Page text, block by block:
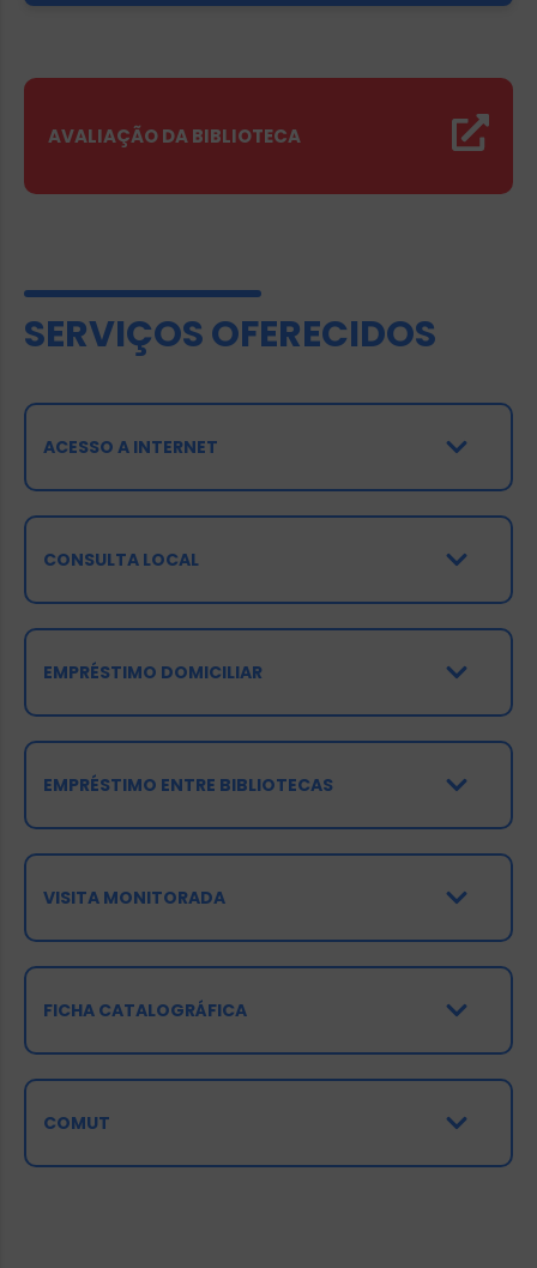
AVALIAÇÃO DA BIBLIOTECA
SERVIÇOS OFERECIDOS
ACESSO A INTERNET
CONSULTA LOCAL
EMPRÉSTIMO DOMICILIAR
EMPRÉSTIMO ENTRE BIBLIOTECAS
VISITA MONITORADA
FICHA CATALOGRÁFICA
COMUT